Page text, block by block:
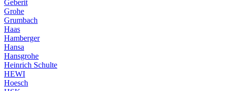
Geberit
Grohe
Grumbach
Haas
Hamberger
Hansa
Hansgrohe
Heinrich Schulte
HEWI
Hoesch